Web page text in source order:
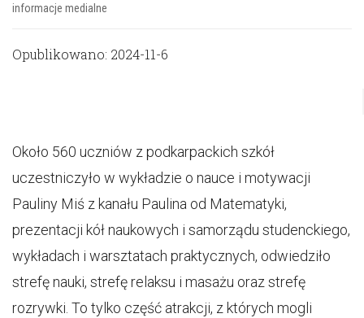
informacje medialne
Opublikowano: 2024-11-6
Około 560 uczniów z podkarpackich szkół
uczestniczyło w wykładzie o nauce i motywacji
Pauliny Miś z kanału Paulina od Matematyki,
prezentacji kół naukowych i samorządu studenckiego,
wykładach i warsztatach praktycznych, odwiedziło
strefę nauki, strefę relaksu i masażu oraz strefę
rozrywki. To tylko część atrakcji, z których mogli